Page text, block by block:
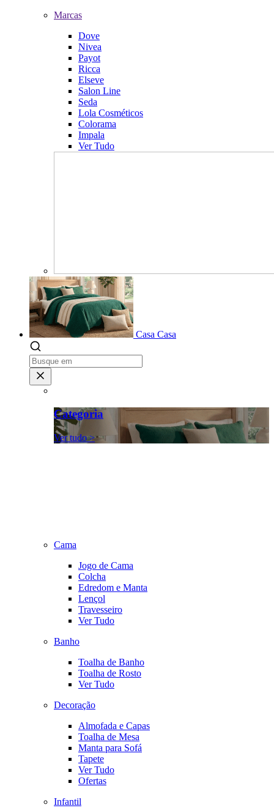
Marcas
Dove
Nivea
Payot
Ricca
Elseve
Salon Line
Seda
Lola Cosméticos
Colorama
Impala
Ver Tudo
Casa Casa
Categoria
Ver tudo >
Cama
Jogo de Cama
Colcha
Edredom e Manta
Lençol
Travesseiro
Ver Tudo
Banho
Toalha de Banho
Toalha de Rosto
Ver Tudo
Decoração
Almofada e Capas
Toalha de Mesa
Manta para Sofá
Tapete
Ver Tudo
Ofertas
Infantil